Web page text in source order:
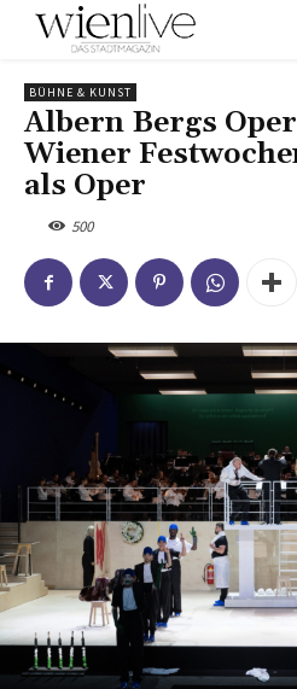
BÜHNE & KUNST
Albern Bergs
Wiener
als Oper
500